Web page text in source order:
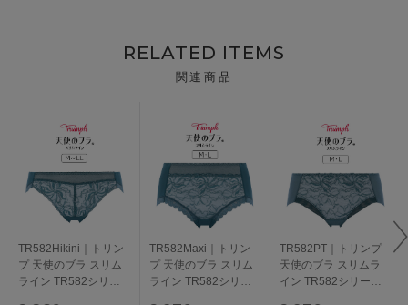
RELATED ITEMS
関連商品
TR582Hikini｜トリン
プ 天使のブラ スリム
ライン TR582シリー
TR582Maxi｜トリン
プ 天使のブラ スリム
ライン TR582シリー
TR582PT｜トリンプ
天使のブラ スリムラ
イン TR582シリーズ